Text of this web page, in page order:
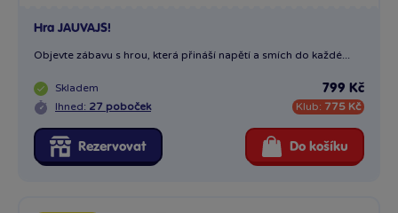
Hra JAUVAJS!
Objevte zábavu s hrou, která přináší napětí a smích do každé...
Skladem
Ihned: 27 poboček
799 Kč
Klub: 775 Kč
Rezervovat Do košíku